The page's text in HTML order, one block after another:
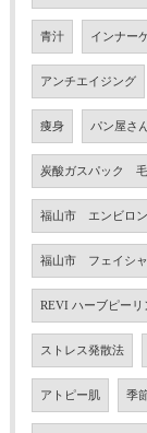
青汁 インナー
アンチエイジング
痩身 パン屋さ
炭酸ガスパック
福山市 エンビロ
福山市 フェイシ
REVI ハーブピーリ
ストレス発散法
アトピー肌 季